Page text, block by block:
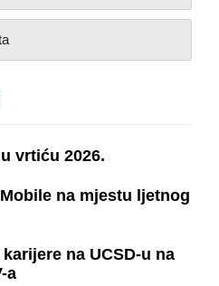
vrtiću 2026.
na mjestu ljetnog
na UCSD-u na
a